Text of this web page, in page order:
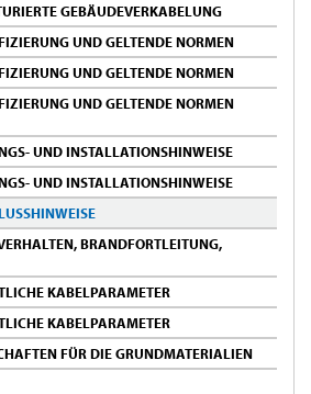
GEBÄUDEVERKABELUNG
UND GELTENDE NORMEN
UND GELTENDE NORMEN
UND GELTENDE NORMEN
UND INSTALLATIONSHINWEISE
UND INSTALLATIONSHINWEISE
BRANDFORTLEITUNG,
KABELPARAMETER
KABELPARAMETER
FÜR DIE GRUNDMATERIALIEN